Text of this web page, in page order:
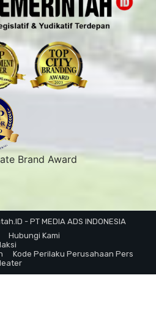
- PT MEDIA ADS INDONESIA
Hubungi Kami
Kode Perilaku Perusahaan Pers